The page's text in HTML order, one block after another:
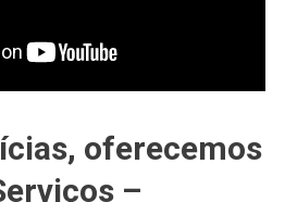
oferecemos
–